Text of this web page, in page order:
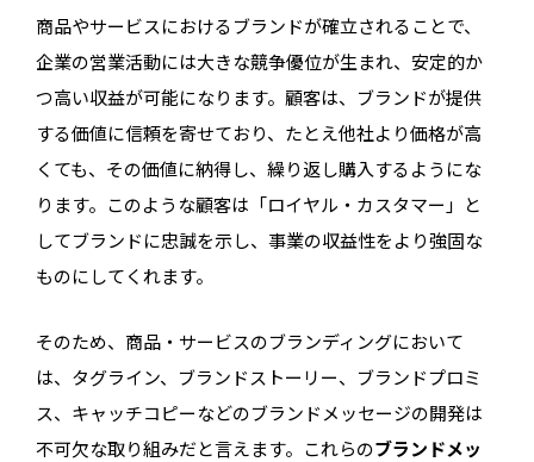
商品やサービスにおけるブランドが確立されることで、
企業の営業活動には大きな競争優位が生まれ、安定的か
つ高い収益が可能になります。顧客は、ブランドが提供
する価値に信頼を寄せており、たとえ他社より価格が高
くても、その価値に納得し、繰り返し購入するようにな
ります。このような顧客は「ロイヤル・カスタマー」と
してブランドに忠誠を示し、事業の収益性をより強固な
ものにしてくれます。
そのため、商品・サービスのブランディングにおいて
は、タグライン、ブランドストーリー、ブランドプロミ
ス、キャッチコピーなどのブランドメッセージの開発は
不可欠な取り組みだと言えます。これらのブランドメッ